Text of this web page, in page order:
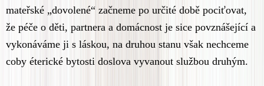
mateřské „dovolené“ začneme po určité době pociťovat,
že péče o děti, partnera a domácnost je sice povznášející a
vykonáváme ji s láskou, na druhou stanu však nechceme
coby éterické bytosti doslova vyvanout službou druhým.